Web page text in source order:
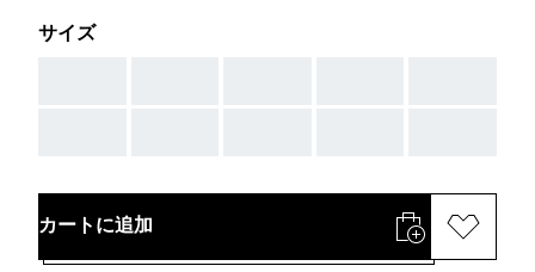
サイズ
カートに追加